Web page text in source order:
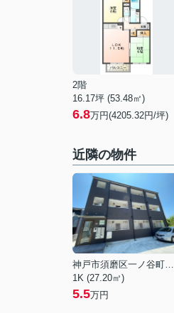
2階
16.17坪 (53.48㎡)
6.8万円(4205.32円/坪)
近隣の物件
神戸市須磨区一ノ谷町２丁目
1K (27.20㎡)
5.5万円